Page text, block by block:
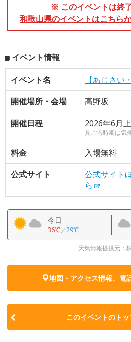
※ このイベントは終
和歌山県のイベントはこちら
イベント情報
イベント名
【あじさい
開催場所・会場
高野坂
開催日程
2026年6月
見ごろ時期は気
料金
入場無料
公式サイト
公式サイト
ら
今日
36℃／29℃
天気情報提供元：
地図・アクセス情報、電
このイベントのト